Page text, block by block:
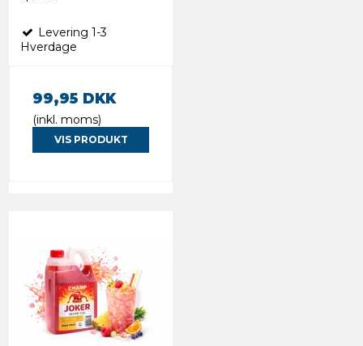
Levering 1-3
Hverdage
99,95 DKK
(inkl. moms)
VIS PRODUKT